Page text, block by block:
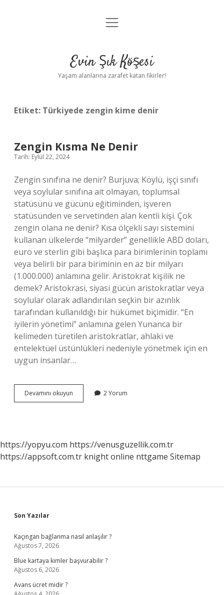
Anasayfa
Yasal Uyarı
menüyü
Evin Şık Köşesi
Yaşam alanlarına zarafet katan fikirler!
Etiket: Türkiyede zengin kime denir
Zengin Kısma Ne Denir
Tarih: Eylül 22, 2024
Zengin sınıfına ne denir? Burjuva; Köylü, işçi sınıfı
veya soylular sınıfına ait olmayan, toplumsal
statüsünü ve gücünü eğitiminden, işveren
statüsünden ve servetinden alan kentli kişi. Çok
zengin olana ne denir? Kısa ölçekli sayı sistemini
kullanan ülkelerde “milyarder” genellikle ABD doları,
euro ve sterlin gibi başlıca para birimlerinin toplamı
veya belirli bir para biriminin en az bir milyarı
(1.000.000) anlamına gelir. Aristokrat kişilik ne
demek? Aristokrasi, siyasi gücün aristokratlar veya
soylular olarak adlandırılan seçkin bir azınlık
tarafından kullanıldığı bir hükümet biçimidir. “En
iyilerin yönetimi” anlamına gelen Yunanca bir
kelimeden türetilen aristokratlar, ahlaki ve
entelektüel üstünlükleri nedeniyle yönetmek için en
uygun insanlar…
Devamını okuyun
Kısma
2 Yorum
https://yopyu.com https://venusguzellik.com.tr
https://appsoft.com.tr knight online nttgame Sitemap
Sidebar
Son Yazılar
Kaçıngan bağlanma nasıl anlaşılır ?
Ağustos 7, 2026
Blue kartaya kimler başvurabilir ?
Ağustos 6, 2026
Avans ücret midir ?